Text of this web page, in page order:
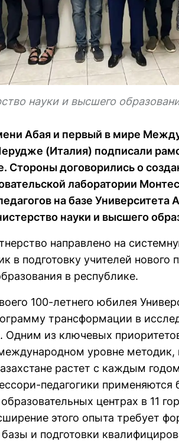
науки и высшего
Абая и первый в мире
(Италия) подписали
Стороны договорились о
лаборатории
на базе Университета
науки и высшего
направлено на
в подготовку учителей нового
в республике.
100-летнего юбилея
трансформации в
Одним из ключевых
уровне методик,
растет с каждым
педагогики
центрах в 11
этого опыта требует
и подготовки